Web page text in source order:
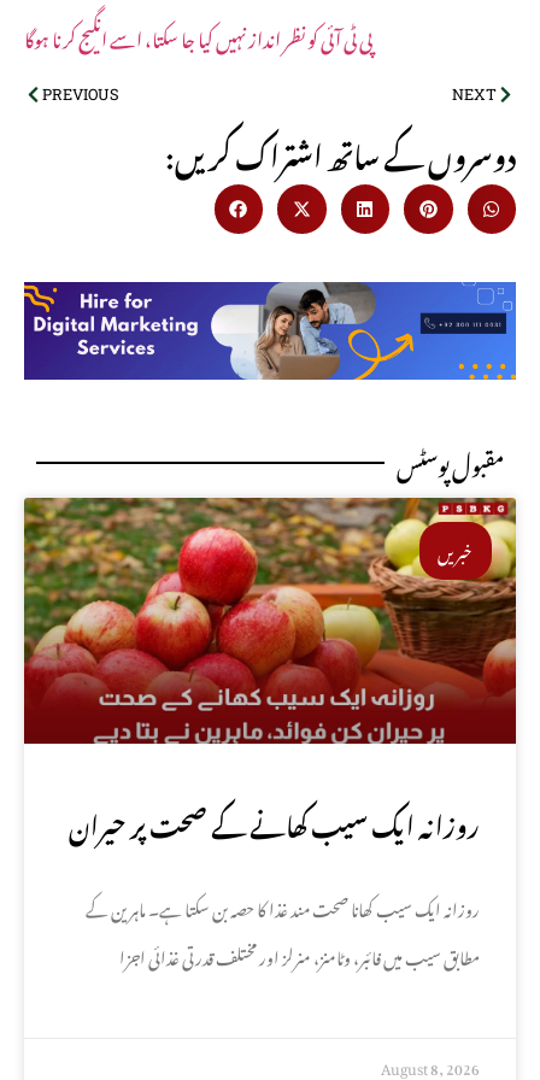
پی ٹی آئی کو نظر انداز نہیں کیا جا سکتا، اسے انگیج کرنا ہوگا
PREVIOUS NEXT
:دوسروں کے ساتھ اشتراک کریں
مقبول پوسٹس
خبریں
روزانہ ایک سیب کھانے کے صحت پر حیران
کن فوائد، ماہرین نے بتا دیے
روزانہ ایک سیب کھانا صحت مند غذا کا حصہ بن سکتا ہے۔ ماہرین کے
مطابق سیب میں فائبر، وٹامنز، منرلز اور مختلف قدرتی غذائی اجزا
August 8, 2026